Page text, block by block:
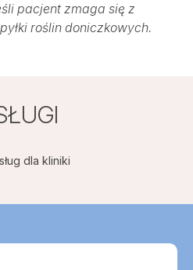
pacjent zmaga się z
roślin doniczkowych.
dla kliniki